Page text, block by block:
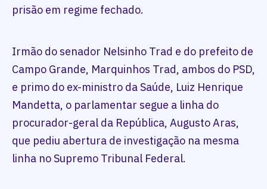
prisão em regime fechado.
Irmão do senador Nelsinho Trad e do prefeito de
Campo Grande, Marquinhos Trad, ambos do PSD,
e primo do ex-ministro da Saúde, Luiz Henrique
Mandetta, o parlamentar segue a linha do
procurador-geral da República, Augusto Aras,
que pediu abertura de investigação na mesma
linha no Supremo Tribunal Federal.